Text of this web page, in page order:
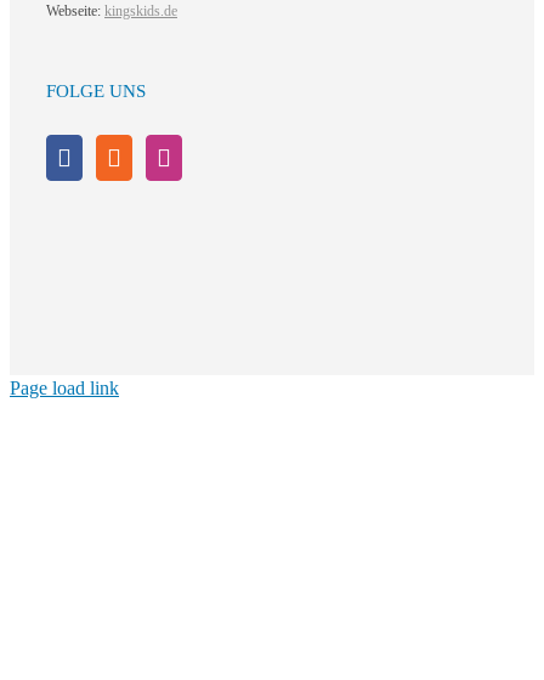
Webseite: kingskids.de
FOLGE UNS
Page load link